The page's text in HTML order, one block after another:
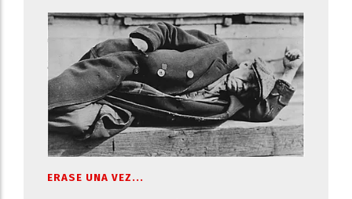
ERASE UNA VEZ...